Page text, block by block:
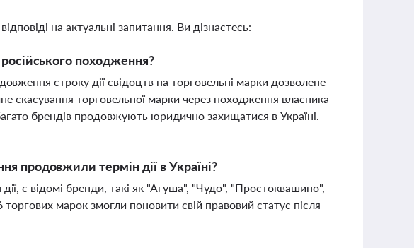
на актуальні запитання. Ви дізнаєтесь:
походження?
строку дії свідоцтв на торговельні марки дозволене
скасування торговельної марки через походження власника
брендів продовжують юридично захищатися в Україні.
продовжили термін дії в Україні?
є відомі бренди, такі як "Агуша", "Чудо", "Простоквашино",
марок змогли поновити свій правовий статус після